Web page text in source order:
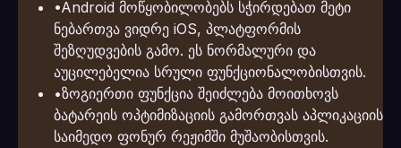
•Android მოწყობილობებს სჭირდებათ მეტი
ნებართვა ვიდრე iOS, პლატფორმის
შეზღუდვების გამო. ეს ნორმალური და
აუცილებელია სრული ფუნქციონალობისთვის.
•ზოგიერთი ფუნქცია შეიძლება მოითხოვს
ბატარეის ოპტიმიზაციის გამორთვას აპლიკაციის
საიმედო ფონურ რეჟიმში მუშაობისთვის.